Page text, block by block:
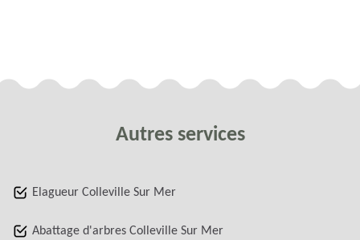
Autres services
Elagueur Colleville Sur Mer
Abattage d'arbres Colleville Sur Mer